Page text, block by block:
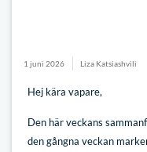
1 juni 2026 Liza Katsiashvili
Hej kära vapare,
Den här veckans
den gångna veckan